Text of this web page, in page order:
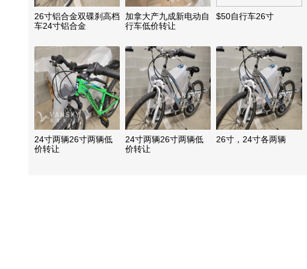
26寸铝合金双碟刹高档
车24寸铝合金
加拿大产九成新电动自
行车低价转让
$50自行车26寸
24寸两辆26寸两辆低
价转让
24寸两辆26寸两辆低
价转让
26寸，24寸各两辆